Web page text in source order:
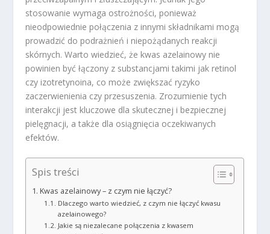
stosowanie wymaga ostrożności, ponieważ
nieodpowiednie połączenia z innymi składnikami mogą
prowadzić do podrażnień i niepożądanych reakcji
skórnych. Warto wiedzieć, że kwas azelainowy nie
powinien być łączony z substancjami takimi jak retinol
czy izotretynoina, co może zwiększać ryzyko
zaczerwienienia czy przesuszenia. Zrozumienie tych
interakcji jest kluczowe dla skutecznej i bezpiecznej
pielęgnacji, a także dla osiągnięcia oczekiwanych
efektów.
Spis treści
Kwas azelainowy – z czym nie łączyć?
Dlaczego warto wiedzieć, z czym nie łączyć kwasu
azelainowego?
Jakie są niezalecane połączenia z kwasem